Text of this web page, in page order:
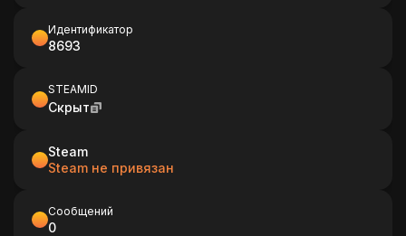
Идентификатор
8693
STEAMID
Скрыт
Steam
Steam не привязан
Сообщений
0